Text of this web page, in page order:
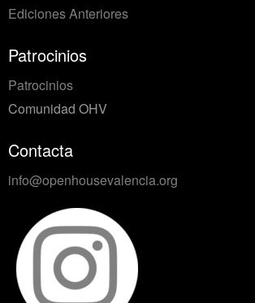
Ediciones Anteriores
Patrocinios
Patrocinios
Comunidad OHV
Contacta
info@openhousevalencia.org